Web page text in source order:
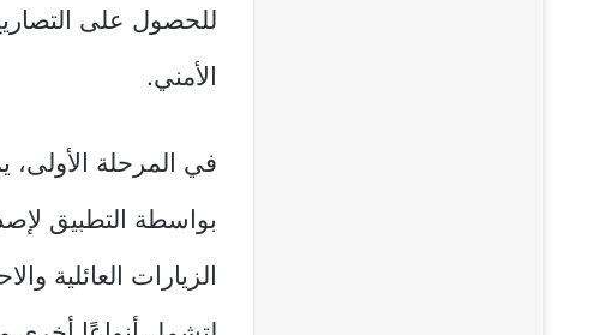
للحصول على
الأمني.
في المرحلة
بواسطة التطبيق
الزيارات العائلية